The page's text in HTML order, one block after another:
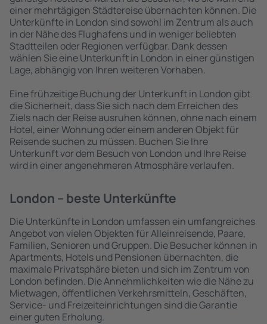
einer mehrtägigen Städtereise übernachten können. Die
Unterkünfte in London sind sowohl im Zentrum als auch
in der Nähe des Flughafens und in weniger beliebten
Stadtteilen oder Regionen verfügbar. Dank dessen
wählen Sie eine Unterkunft in London in einer günstigen
Lage, abhängig von Ihren weiteren Vorhaben.
Eine frühzeitige Buchung der Unterkunft in London gibt
die Sicherheit, dass Sie sich nach dem Erreichen des
Ziels nach der Reise ausruhen können, ohne nach einem
Hotel, einer Wohnung oder einem anderen Objekt für
Reisende suchen zu müssen. Buchen Sie Ihre
Unterkunft vor dem Besuch von London und Ihre Reise
wird in einer angenehmeren Atmosphäre verlaufen.
London – beste Unterkünfte
Die Unterkünfte in London umfassen ein umfangreiches
Angebot von vielen Objekten für Alleinreisende, Paare,
Familien, Senioren und Gruppen. Die Besucher können in
Apartments, Hotels und Pensionen übernachten, die
maximale Privatsphäre bieten und sich im Zentrum von
London befinden. Die Annehmlichkeiten wie die Nähe zu
Mietwagen, öffentlichen Verkehrsmitteln, Geschäften,
Service- und Freizeiteinrichtungen sind die Garantie
einer guten Erholung.